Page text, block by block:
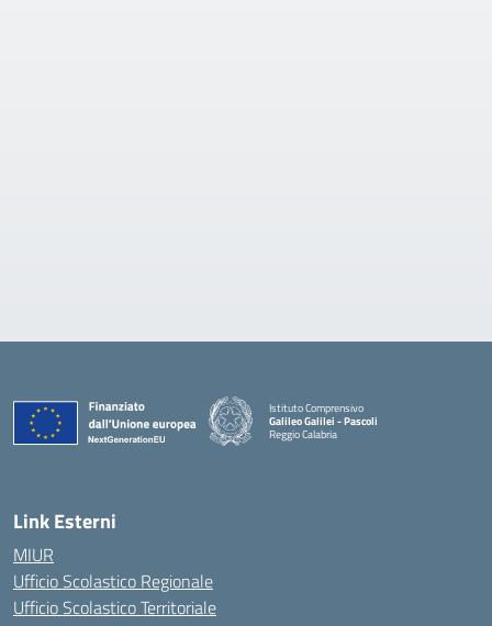
Istituto Comprensivo
Galileo Galilei - Pascoli
Reggio Calabria
Link Esterni
MIUR
Ufficio Scolastico Regionale
Ufficio Scolastico Territoriale